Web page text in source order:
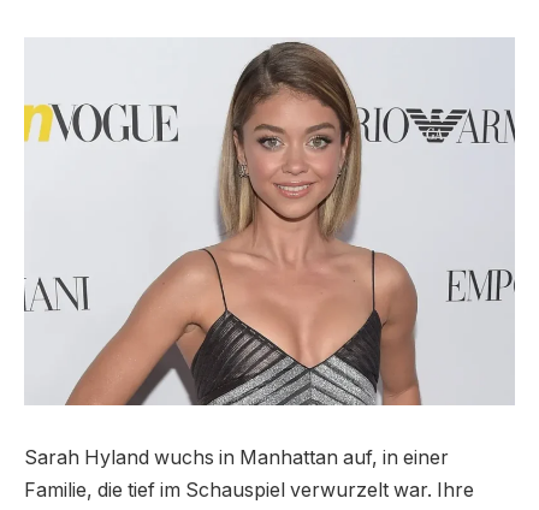
Sarah Hyland wuchs in Manhattan auf, in einer
Familie, die tief im Schauspiel verwurzelt war. Ihre